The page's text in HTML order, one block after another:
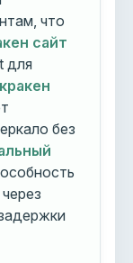
что
сайт
для
кракен
без
через